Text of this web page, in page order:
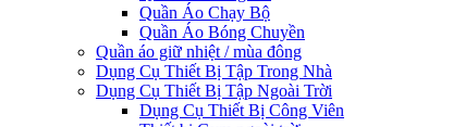
Quần Áo Chạy Bộ
Quần Áo Bóng Chuyền
Quần áo giữ nhiệt / mùa đông
Dụng Cụ Thiết Bị Tập Trong Nhà
Dụng Cụ Thiết Bị Tập Ngoài Trời
Dụng Cụ Thiết Bị Công Viên